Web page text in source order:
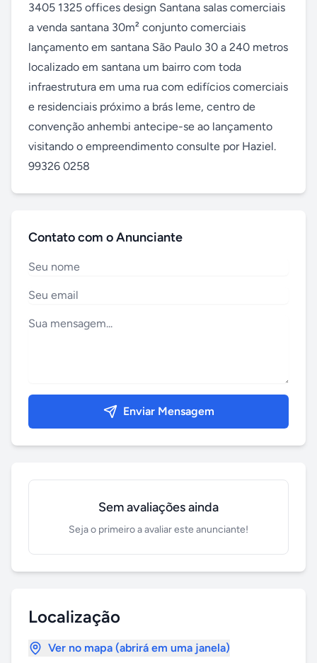
3405 1325 offices design Santana salas comerciais
a venda santana 30m² conjunto comerciais
lançamento em santana São Paulo 30 a 240 metros
localizado em santana um bairro com toda
infraestrutura em uma rua com edifícios comerciais
e residenciais próximo a brás leme, centro de
convenção anhembi antecipe-se ao lançamento
visitando o empreendimento consulte por Haziel.
99326 0258
Contato com o Anunciante
Enviar Mensagem
Sem avaliações ainda
Seja o primeiro a avaliar este anunciante!
Localização
Ver no mapa (abrirá em uma janela)